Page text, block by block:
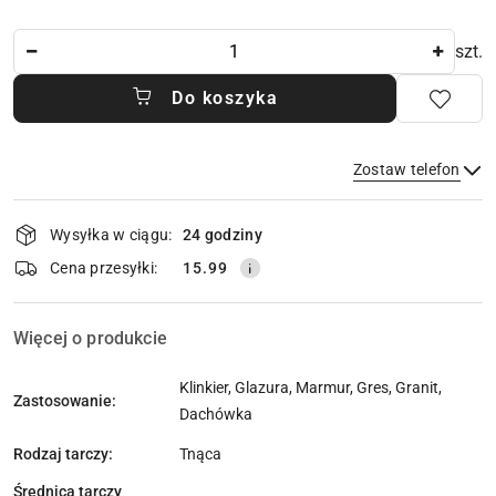
szt.
Do koszyka
Zostaw telefon
Wyślij
Dostępność
i
dostawa
Wysyłka w ciągu:
24 godziny
Cena przesyłki:
15.99
Więcej o produkcie
Zastosowanie:
Klinkier, Glazura, Marmur, Gres, Granit,
Dachówka
Rodzaj tarczy: Tnąca
Średnica tarczy